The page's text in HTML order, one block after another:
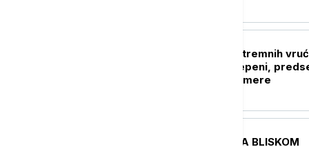
Seul na udaru ekstremnih
Očekuje se 39 stepeni,
naložio vanredne mere